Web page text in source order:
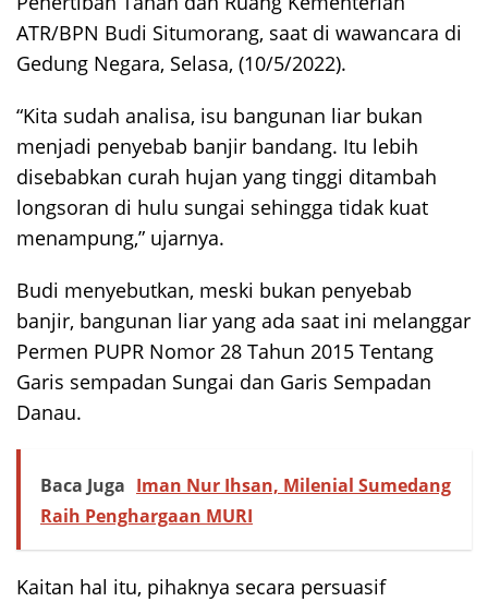
ATR/BPN Budi Situmorang, saat di wawancara di
Gedung Negara, Selasa, (10/5/2022).
“Kita sudah analisa, isu bangunan liar bukan
menjadi penyebab banjir bandang. Itu lebih
disebabkan curah hujan yang tinggi ditambah
longsoran di hulu sungai sehingga tidak kuat
menampung,” ujarnya.
Budi menyebutkan, meski bukan penyebab
banjir, bangunan liar yang ada saat ini melanggar
Permen PUPR Nomor 28 Tahun 2015 Tentang
Garis sempadan Sungai dan Garis Sempadan
Danau.
Baca Juga Iman Nur Ihsan, Milenial Sumedang
Raih Penghargaan MURI
Kaitan hal itu, pihaknya secara persuasif